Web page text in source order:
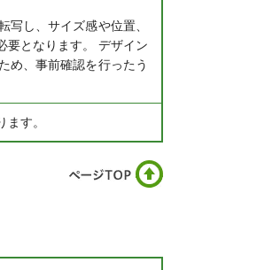
写し、サイズ感や位置、
要となります。 デザイン
め、事前確認を行ったう
す。